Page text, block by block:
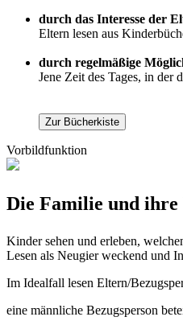
durch das Interesse der
Eltern lesen aus
durch regelmäßige
Jene Zeit des Tages, in der
Zur Bücherkiste
Vorbildfunktion
Die Familie und ihre
Kinder sehen und erleben,
Lesen als Neugier weckend und
Im Idealfall lesen Eltern/
eine männliche Bezugsperson